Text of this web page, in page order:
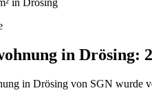
in Drösing
in Drösing:
in Drösing von SGN wurde